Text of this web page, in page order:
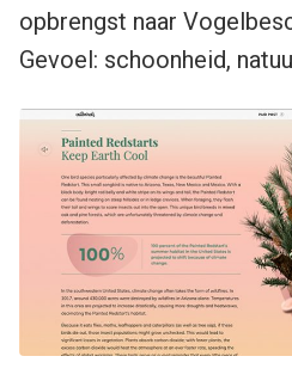
opbrengst naar
Gevoel: schoonheid,